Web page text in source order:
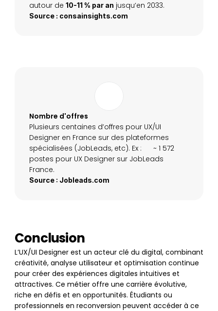
autour de 10-11 % par an jusqu’en 2033.
Source : consainsights.com
Nombre d'offres
Plusieurs centaines d’offres pour UX/UI
Designer en France sur des plateformes
spécialisées (JobLeads, etc). Ex :      ~ 1 572
postes pour UX Designer sur JobLeads
France.
Source : Jobleads.com
Conclusion
L’UX/UI Designer est un acteur clé du digital, combinant
créativité, analyse utilisateur et optimisation continue
pour créer des expériences digitales intuitives et
attractives. Ce métier offre une carrière évolutive,
riche en défis et en opportunités. Étudiants ou
professionnels en reconversion peuvent accéder à ce